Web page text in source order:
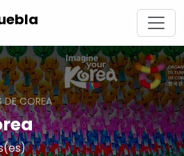
DE COREA